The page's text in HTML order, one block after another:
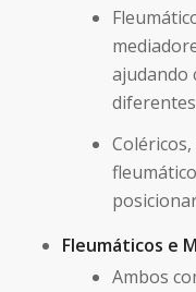
ajudando
Fleumáticos e
Ambos